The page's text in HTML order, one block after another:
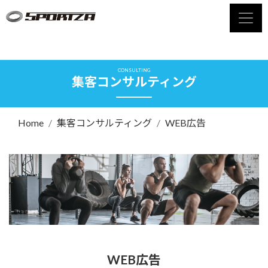
CONSULTING
集客コンサルティング
Home 集客コンサルティング WEB広告
WEB広告